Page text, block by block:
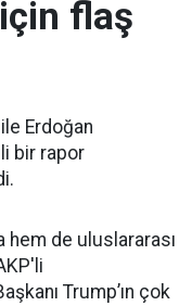
flaş
Erdoğan
bir rapor
hem de uluslararası
Trump’ın çok